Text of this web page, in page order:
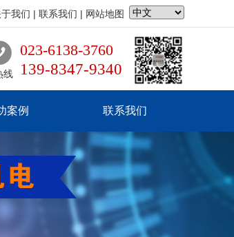
我们 | 联系我们 | 网站地图
线
023-6138-3760
139-8347-9340
案例 联系我们